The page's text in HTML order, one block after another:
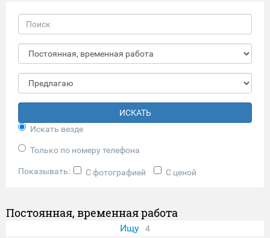
ИСКАТЬ
Искать везде
Только по номеру телефона
Показывать: С фотографией С ценой
Постоянная, временная работа
Ищу 4